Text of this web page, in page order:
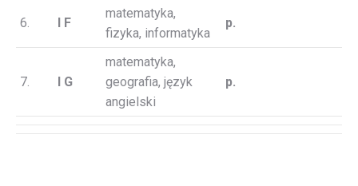
6. I F
matematyka,
fizyka, informatyka
p.
7. I G
matematyka,
geografia, język
angielski
p.